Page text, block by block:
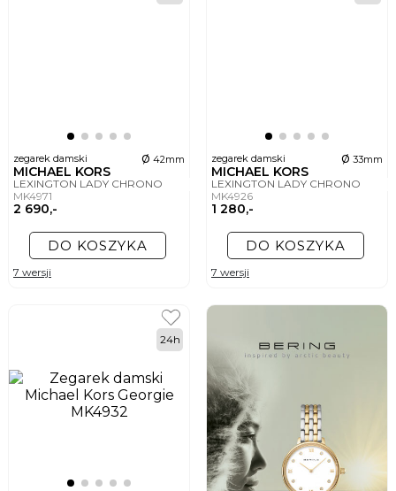
zegarek damski ø 42mm
MICHAEL KORS
LEXINGTON LADY CHRONO
MK4971
2 690,-
DO KOSZYKA
7 wersji
zegarek damski ø 33mm
MICHAEL KORS
LEXINGTON LADY CHRONO
MK4926
1 280,-
DO KOSZYKA
7 wersji
24h